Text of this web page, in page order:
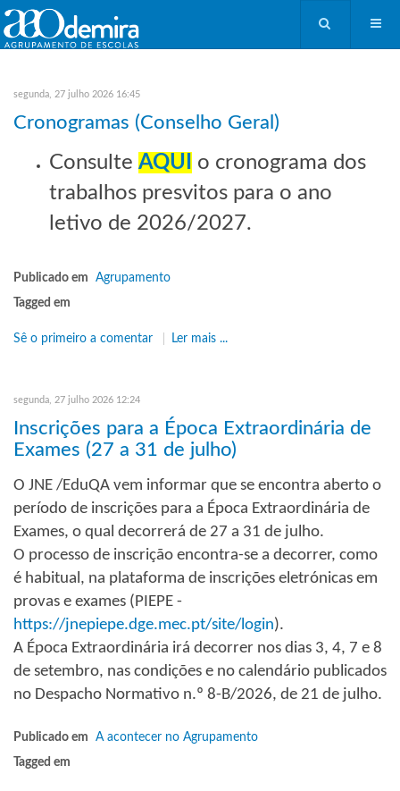
segunda, 27 julho 2026 16:45
Cronogramas (Conselho Geral)
Consulte AQUI
o cronograma dos
trabalhos presvitos para o ano
letivo de 2026/2027.
Publicado em
Agrupamento
Tagged em
Sê o primeiro a comentar Ler mais ...
segunda, 27 julho 2026 12:24
Inscrições para a Época Extraordinária de
Exames (27 a 31 de julho)
O JNE /EduQA vem informar que se encontra aberto o
período de inscrições para a Época Extraordinária de
Exames, o qual decorrerá de 27 a 31 de julho.
O processo de inscrição encontra-se a decorrer, como
é habitual, na plataforma de inscrições eletrónicas em
provas e exames (PIEPE -
https://jnepiepe.dge.mec.pt/site/login).
A Época Extraordinária irá decorrer nos dias 3, 4, 7 e 8
de setembro, nas condições e no calendário publicados
no Despacho Normativo n.º 8-B/2026, de 21 de julho.
Publicado em
A acontecer no Agrupamento
Tagged em